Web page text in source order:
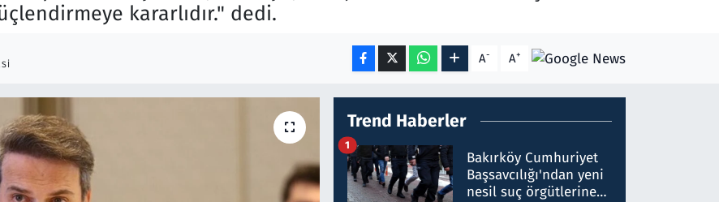
kararlıdır." dedi.
A- A+
Trend Haberler
Bakırköy Cumhuriyet
Başsavcılığı'ndan yeni
nesil suç örgütlerine
1